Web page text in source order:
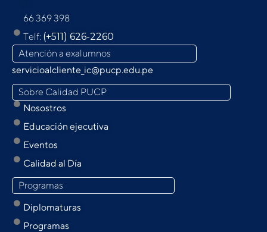
66 369 398
Telf: (+511) 626-2260
Atención a exalumnos
servicioalcliente_ic@pucp.edu.pe
Sobre Calidad PUCP
Nosostros
Educación ejecutiva
Eventos
Calidad al Día
Programas
Diplomaturas
Programas